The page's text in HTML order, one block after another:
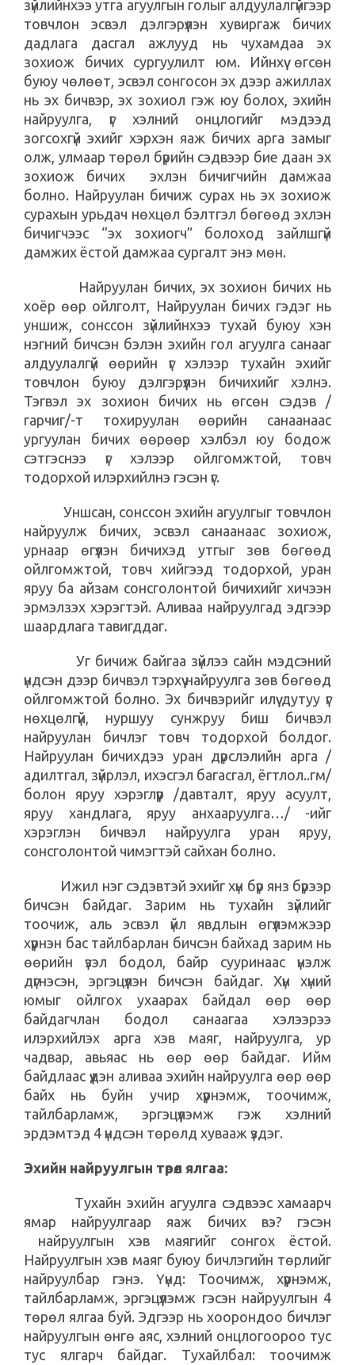
зүйлийнхээ утга агуулгын голыг алдуулалгүйгээр
товчлон эсвэл дэлгэрүүлэн хувиргаж бичих
дадлага дасгал ажлууд нь чухамдаа эх
зохиож бичих сургуулилт юм. Ийнхүү өгсөн
буюу чөлөөт, эсвэл сонгосон эх дээр ажиллах
нь эх бичвэр, эх зохиол гэж юу болох, эхийн
найруулга, үг хэлний онцлогийг мэдээд
зогсохгүй эхийг хэрхэн яаж бичих арга замыг
олж, улмаар төрөл бүрийн сэдвээр бие даан эх
зохиож бичих эхлэн бичигчийн дамжаа
болно. Найруулан бичиж сурах нь эх зохиож
сурахын урьдач нөхцөл бэлтгэл бөгөөд эхлэн
бичигчээс “эх зохиогч” болоход зайлшгүй
дамжих ёстой дамжаа сургалт энэ мөн.
Найруулан бичих, эх зохион бичих нь
хоёр өөр ойлголт, Найруулан бичих гэдэг нь
уншиж, сонссон зүйлийнхээ тухай буюу хэн
нэгний бичсэн бэлэн эхийн гол агуулга санааг
алдуулалгүй өөрийн үг хэлээр тухайн эхийг
товчлон буюу дэлгэрүүлэн бичихийг хэлнэ.
Тэгвэл эх зохион бичих нь өгсөн сэдэв /
гарчиг/-т тохируулан өөрийн санаанаас
ургуулан бичих өөрөөр хэлбэл юу бодож
сэтгэснээ үг хэлээр ойлгомжтой, товч
тодорхой илэрхийлнэ гэсэн үг.
Уншсан, сонссон эхийн агуулгыг товчлон
найруулж бичих, эсвэл санаанаас зохиож,
урнаар өгүүлэн бичихэд утгыг зөв бөгөөд
ойлгомжтой, товч хийгээд тодорхой, уран
яруу ба айзам сонсголонтой бичихийг хичээн
эрмэлзэх хэрэгтэй. Аливаа найруулгад эдгээр
шаардлага тавигддаг.
Уг бичиж байгаа зүйлээ сайн мэдсэний
үндсэн дээр бичвэл тэрхүү найруулга зөв бөгөөд
ойлгомжтой болно. Эх бичвэрийг илүү дутуу үг
нөхцөлгүй, нуршуу сунжруу биш бичвэл
найруулан бичлэг товч тодорхой болдог.
Найруулан бичихдээ уран дүрслэлийн арга /
адилтгал, зүйрлэл, ихэсгэл багасгал, ёгтлол..гм/
болон яруу хэрэглүүр /давталт, яруу асуулт,
яруу хандлага, яруу анхааруулга…/ -ийг
хэрэглэн бичвэл найруулга уран яруу,
сонсголонтой чимэгтэй сайхан болно.
Ижил нэг сэдэвтэй эхийг хүн бүр янз бүрээр
бичсэн байдаг. Зарим нь тухайн зүйлийг
тоочиж, аль эсвэл үйл явдлын өгүүлэмжээр
хүүрнэн бас тайлбарлан бичсэн байхад зарим нь
өөрийн үзэл бодол, байр сууринаас үнэлж
дүгнэсэн, эргэцүүлэн бичсэн байдаг. Хүн хүний
юмыг ойлгох ухаарах байдал өөр өөр
байдагчлан бодол санаагаа хэлээрээ
илэрхийлэх арга хэв маяг, найруулга, ур
чадвар, авьяас нь өөр өөр байдаг. Ийм
байдлаас үүдэн аливаа эхийн найруулга өөр өөр
байх нь буйн учир хүүрнэмж, тоочимж,
тайлбарламж, эргэцүүлэмж гэж хэлний
эрдэмтэд 4 үндсэн төрөлд хувааж үздэг.
Эхийн найруулгын төрөл ялгаа:
Тухайн эхийн агуулга сэдвээс хамаарч
ямар найруулгаар яаж бичих вэ? гэсэн
найруулгын хэв маягийг сонгох ёстой.
Найруулгын хэв маяг буюу бичлэгийн төрлийг
найруулбар гэнэ. Үүнд: Тоочимж, хүүрнэмж,
тайлбарламж, эргэцүүлэмж гэсэн найруулгын 4
төрөл ялгаа буй. Эдгээр нь хоорондоо бичлэг
найруулгын өнгө аяс, хэлний онцлогоороо тус
тус ялгарч байдаг. Тухайлбал: тоочимж